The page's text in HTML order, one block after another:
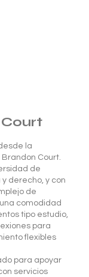
la
Court.
de
derecho, y con
de
comodidad
tipo estudio,
para
flexibles
para apoyar
servicios